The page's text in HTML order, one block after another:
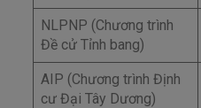
NLPNP (Chương trình
Đề cử Tỉnh bang)
AIP (Chương trình Định
cư Đại Tây Dương)